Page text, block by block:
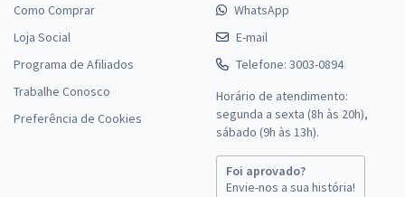
Como Comprar
Loja Social
Programa de Afiliados
Trabalhe Conosco
Preferência de Cookies
WhatsApp
E-mail
Telefone: 3003-0894
Horário de atendimento:
segunda a sexta (8h às 20h),
sábado (9h às 13h).
Foi aprovado?
Envie-nos a sua história!